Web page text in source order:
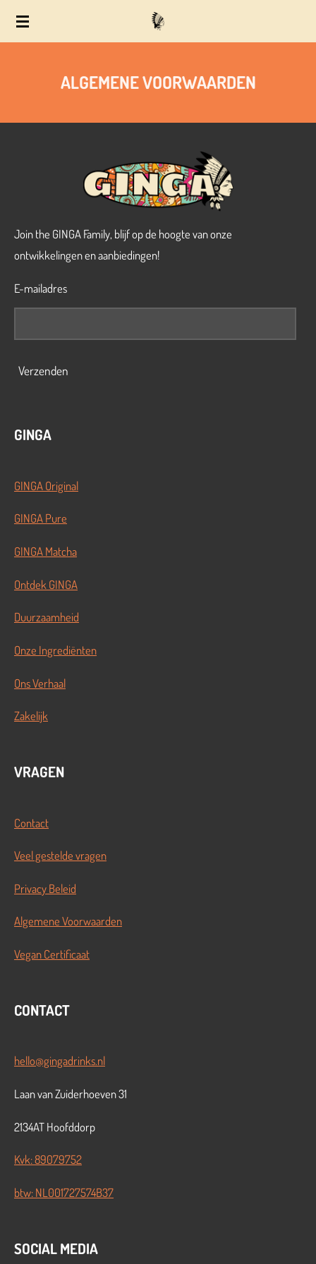
Ga
direct
ALGEMENE VOORWAARDEN
Join the GINGA Family, blijf op de hoogte van onze
ontwikkelingen en aanbiedingen!
E-mailadres
Verzenden
GINGA
GINGA Original
GINGA Pure
GINGA Matcha
Ontdek GINGA
Duurzaamheid
Onze Ingrediënten
Ons Verhaal
Zakelijk
VRAGEN
Contact
Veel gestelde vragen
Privacy Beleid
Algemene Voorwaarden
Vegan Certificaat
CONTACT
hello@gingadrinks.nl
Laan van Zuiderhoeven 31
2134AT Hoofddorp
Kvk: 89079752
btw: NL001727574B37
SOCIAL MEDIA